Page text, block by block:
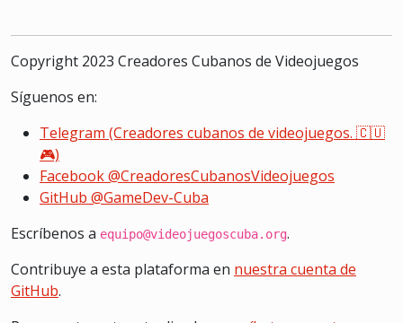
Copyright 2023 Creadores Cubanos de Videojuegos
Síguenos en:
Telegram (Creadores cubanos de videojuegos. 🇨🇺
🎮)
Facebook @CreadoresCubanosVideojuegos
GitHub @GameDev-Cuba
Escríbenos a equipo@videojuegoscuba.org.
Contribuye a esta plataforma en nuestra cuenta de
GitHub.